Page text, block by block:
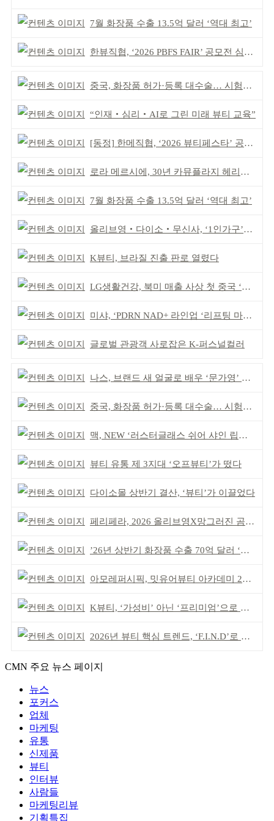
7월 화장품 수출 13.5억 달러 ‘역대 최고’
한뷰직협, ‘2026 PBFS FAIR’ 공모전 심사 성료
중국, 화장품 허가·등록 대수술… 시험자료 공용 허용
“인재‧심리‧AI로 그린 미래 뷰티 교육”
[동정] 한메직협, ‘2026 뷰티페스타’ 공동 주최
로라 메르시에, 30년 카뮤플라지 헤리티지 담아
7월 화장품 수출 13.5억 달러 ‘역대 최고’
올리브영‧다이소‧무신사, ‘1인가구’가 이끈다
K뷰티, 브라질 진출 판로 열렸다
LG생활건강, 북미 매출 사상 첫 중국 ‘추월’
미샤, ‘PDRN NAD+ 라인업 ‘리프팅 마스크’ 출시
글로벌 관광객 사로잡은 K-퍼스널컬러
나스, 브랜드 새 얼굴로 배우 ‘문가영’ 발탁
중국, 화장품 허가·등록 대수술… 시험자료 공용 허용
맥, NEW ‘러스터글래스 쉬어 샤인 립스틱’ 출시
뷰티 유통 제 3지대 ‘오프뷰티’가 떴다
다이소몰 상반기 결산, ‘뷰티’가 이끌었다
페리페라, 2026 올리브영X망그러진 곰 콜라보
’26년 상반기 화장품 수출 70억 달러 ‘역대 최고’
아모레퍼시픽, 밋유어뷰티 아카데미 2기 발대식
K뷰티, ‘가성비’ 아닌 ‘프리미엄’으로 승부걸어야
2026년 뷰티 핵심 트렌드, ‘F.I.N.D’로 읽는다
CMN 주요 뉴스 페이지
뉴스
포커스
업체
마케팅
유통
신제품
뷰티
인터뷰
사람들
마케팅리뷰
기획특집